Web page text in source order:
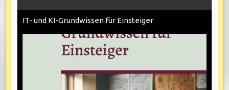
IT- und KI-Grundwissen für Einsteiger